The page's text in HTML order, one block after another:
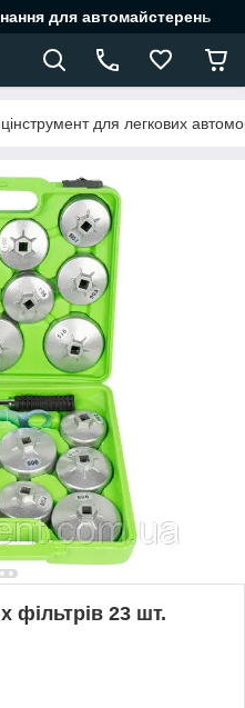
для автомайстерень
для легкових
фільтрів 23 шт.